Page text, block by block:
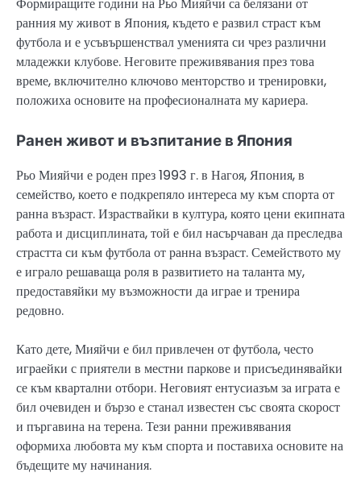
Формиращите години на Рьо Мияйчи са белязани от
ранния му живот в Япония, където е развил страст към
футбола и е усъвършенствал уменията си чрез различни
младежки клубове. Неговите преживявания през това
време, включително ключово менторство и тренировки,
положиха основите на професионалната му кариера.
Ранен живот и възпитание в Япония
Рьо Мияйчи е роден през 1993 г. в Нагоя, Япония, в
семейство, което е подкрепяло интереса му към спорта от
ранна възраст. Израствайки в култура, която цени екипната
работа и дисциплината, той е бил насърчаван да преследва
страстта си към футбола от ранна възраст. Семейството му
е играло решаваща роля в развитието на таланта му,
предоставяйки му възможности да играе и тренира
редовно.
Като дете, Мияйчи е бил привлечен от футбола, често
играейки с приятели в местни паркове и присъединявайки
се към квартални отбори. Неговият ентусиазъм за играта е
бил очевиден и бързо е станал известен със своята скорост
и пъргавина на терена. Тези ранни преживявания
оформиха любовта му към спорта и поставиха основите на
бъдещите му начинания.